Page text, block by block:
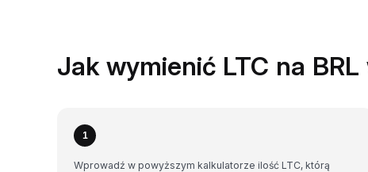
Jak wymienić LTC na
1
Wprowadź w powyższym kalkulatorze ilość LTC, którą